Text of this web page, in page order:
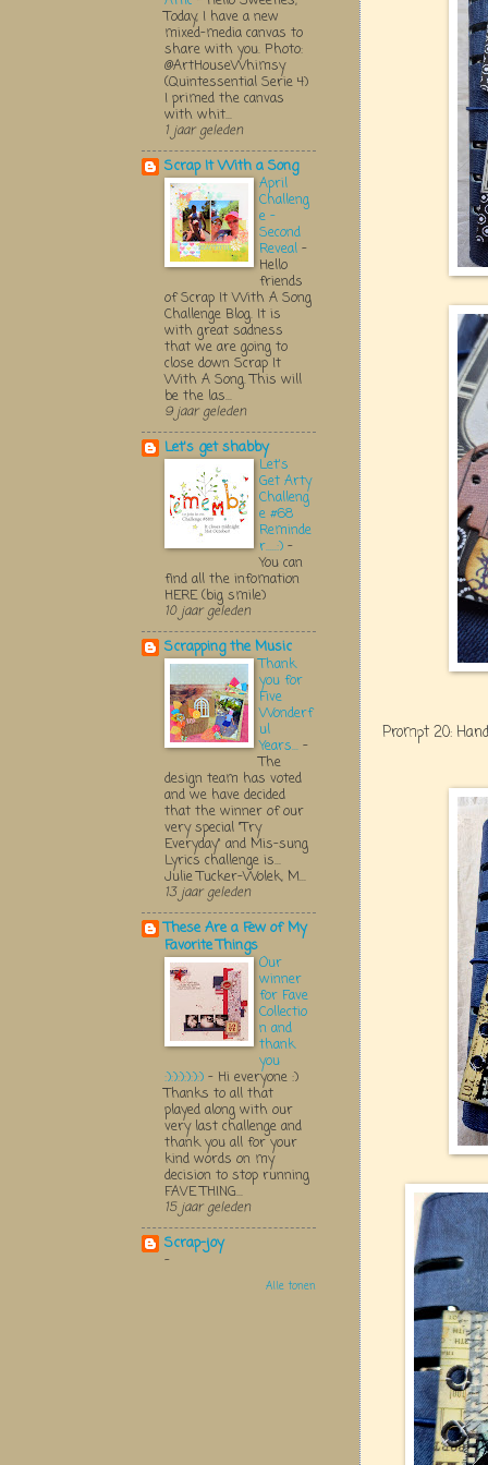
Prompt 20:
Today, I have a new
mixed-media canvas to
share with you. Photo:
@ArtHouseWhimsy
(Quintessential Serie 4)
I primed the canvas
with whit...
1 jaar geleden
Scrap It With a Song
April
Challeng
e -
Second
Reveal -
Hello
friends
of Scrap It With A Song
Challenge Blog. It is
with great sadness
that we are going to
close down Scrap It
With A Song. This will
be the las...
9 jaar geleden
Let's get shabby
Let's
Get Arty
Challeng
e #68
Reminde
r.....:) -
You can
find all the infomation
HERE (big smile)
10 jaar geleden
Scrapping the Music
Thank
you for
Five
Wonderf
ul
Years... -
The
design team has voted
and we have decided
that the winner of our
very special "Try
Everyday" and Mis-sung
Lyrics challenge is...
Julie Tucker-Wolek, M...
13 jaar geleden
These Are a Few of My
Favorite Things
Our
winner
for Fave
Collectio
n and
thank
you
:):):):):):) - Hi everyone :)
Thanks to all that
played along with our
very last challenge and
thank you all for your
kind words on my
decision to stop running
FAVE THING...
15 jaar geleden
Scrap-joy
-
Alle tonen